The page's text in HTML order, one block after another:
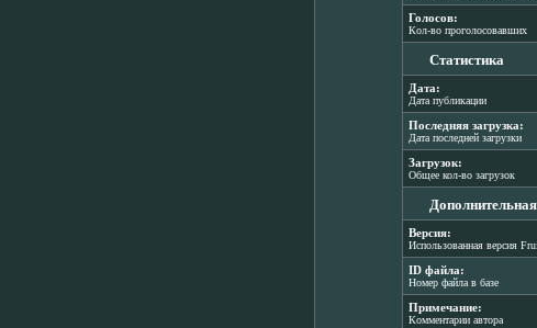
Голосов:
Кол-во проголосовавших
Статистика
Дата:
Дата публикации
Последняя загрузка:
Дата последней загрузки
Загрузок:
Общее кол-во загрузок
Версия:
Использованная версия
ID файла:
Номер файла в базе
Примечание:
Комментарии автора